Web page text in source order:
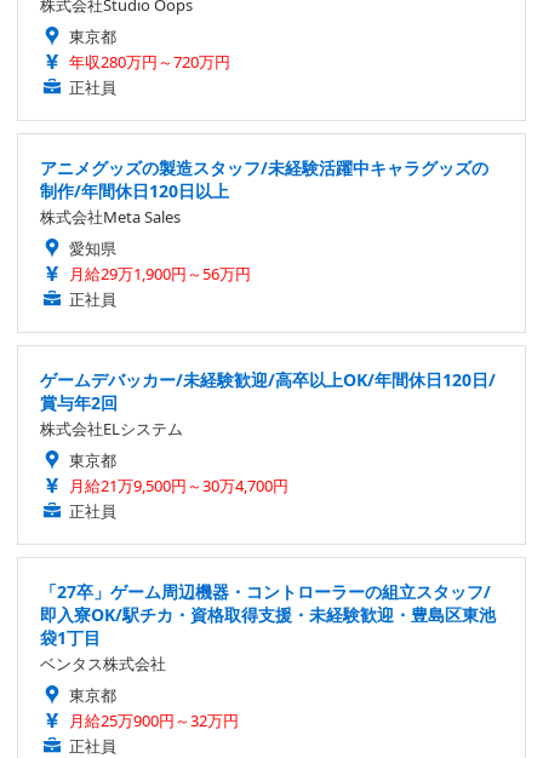
株式会社Studio Oops
東京都
年収280万円～720万円
正社員
アニメグッズの製造スタッフ/未経験活躍中キャラグッズの
制作/年間休日120日以上
株式会社Meta Sales
愛知県
月給29万1,900円～56万円
正社員
ゲームデバッカー/未経験歓迎/高卒以上OK/年間休日120日/
賞与年2回
株式会社ELシステム
東京都
月給21万9,500円～30万4,700円
正社員
「27卒」ゲーム周辺機器・コントローラーの組立スタッフ/
即入寮OK/駅チカ・資格取得支援・未経験歓迎・豊島区東池
袋1丁目
ベンタス株式会社
東京都
月給25万900円～32万円
正社員